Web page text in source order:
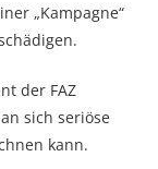
„Kampagne“
der FAZ
sich seriöse
kann.